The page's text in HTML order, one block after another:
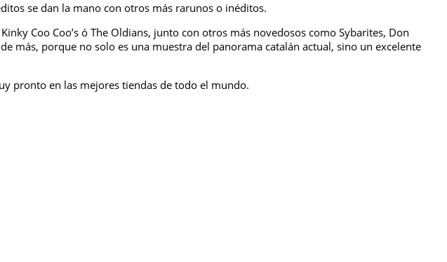
se dan la mano con otros más rarunos o inéditos.
Coo Coo’s ó The Oldians, junto con otros más novedosos como Sybarites, Don
más, porque no solo es una muestra del panorama catalán actual, sino un excelente
pronto en las mejores tiendas de todo el mundo.